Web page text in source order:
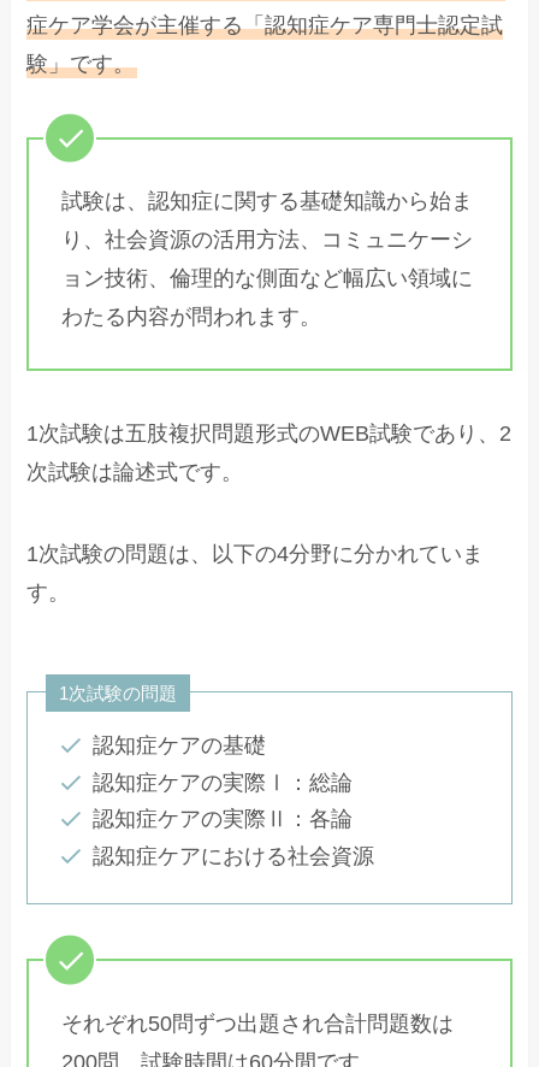
症ケア学会が主催する「認知症ケア専門士認定試
験」です。
試験は、認知症に関する基礎知識から始ま
り、社会資源の活用方法、コミュニケーシ
ョン技術、倫理的な側面など幅広い領域に
わたる内容が問われます。
1次試験は五肢複択問題形式のWEB試験であり、2
次試験は論述式です。
1次試験の問題は、以下の4分野に分かれていま
す。
1次試験の問題
認知症ケアの基礎
認知症ケアの実際Ⅰ：総論
認知症ケアの実際Ⅱ：各論
認知症ケアにおける社会資源
それぞれ50問ずつ出題され合計問題数は
200問、試験時間は60分間です。